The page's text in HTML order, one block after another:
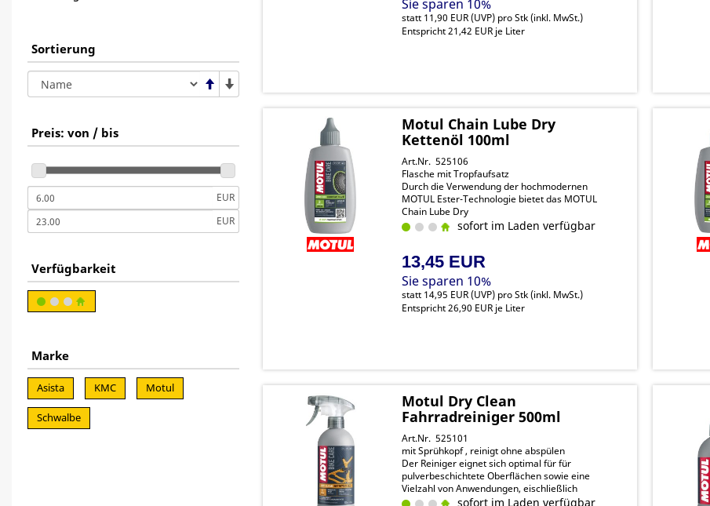
Sortierung
Preis: von / bis
EUR
EUR
Verfügbarkeit
Marke
Asista KMC Motul
Schwalbe
Sie sparen 10%
statt 11,90 EUR(UVP) pro Stk (inkl. MwSt.)
Entspricht 21,42 EUR je Liter
Motul Chain Lube Dry
Kettenöl 100ml
Art.Nr. 525106
Flasche mit Tropfaufsatz
Durch die Verwendung der hochmodernen
MOTUL Ester-Technologie bietet das MOTUL
Chain Lube Dry
die höchsten Schmierstandards für
Fahrradketten und Antriebsstränge, die unter
ist dabei vollständig biologisch abbaubar
sofort im Laden verfügbar
13,45 EUR
Sie sparen 10%
statt 14,95 EUR(UVP) pro Stk (inkl. MwSt.)
Entspricht 26,90 EUR je Liter
Motul Dry Clean
Fahrradreiniger 500ml
Art.Nr. 525101
mit Sprühkopf , reinigt ohne abspülen
Der Reiniger eignet sich optimal für für
pulverbeschichtete Oberflächen sowie eine
Vielzahl von Anwendungen, eischließlich
empfindlicher Materialen wie Kohlefaser,
sofort im Laden verfügbar